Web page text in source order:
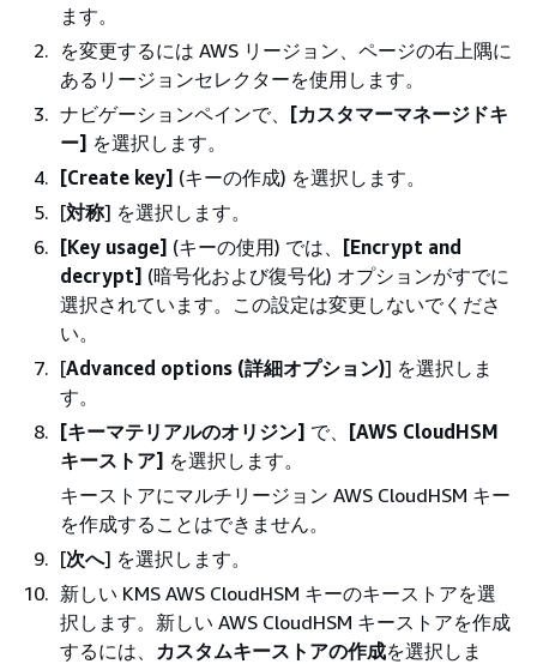
ます。
を変更するには AWS リージョン、ページの右上隅に
あるリージョンセレクターを使用します。
ナビゲーションペインで、 [カスタマーマネージドキ
ー] を選択します。
[Create key] (キーの作成) を選択します。
[対称] を選択します。
[Key usage] (キーの使用) では、 [Encrypt and
decrypt] (暗号化および復号化) オプションがすでに
選択されています。この設定は変更しないでくださ
い。
[Advanced options (詳細オプション)] を選択しま
す。
[キーマテリアルのオリジン] で、 [AWS CloudHSM
キーストア] を選択します。
キーストアにマルチリージョン AWS CloudHSM キー
を作成することはできません。
[次へ] を選択します。
新しい KMS AWS CloudHSM キーのキーストアを選
択します。新しい AWS CloudHSM キーストアを作成
するには、 カスタムキーストアの作成を選択しま